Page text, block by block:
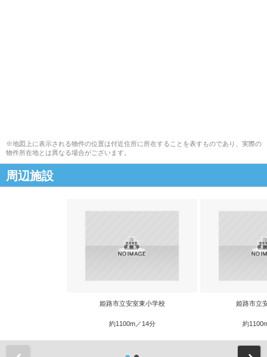
※地図上に表示される物件の位置は付近住所に所在することを表すものであり、実際の
物件所在地とは異なる場合がございます。
周辺施設
姫路市立安室東小学校
約1100m／14分
姫路市立
約